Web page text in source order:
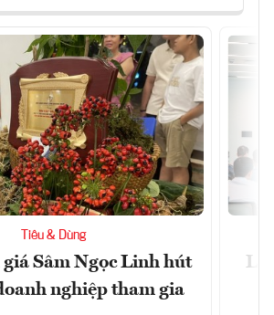
Tiêu & Dùng
Sâm Ngọc Linh hút
nghiệp tham gia